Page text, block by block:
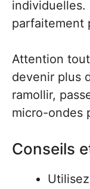
individuelles.
parfaitement
Attention
devenir plus
ramollir,
micro-ondes
Conseils